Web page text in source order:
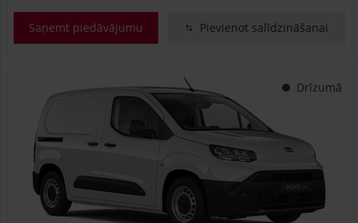
Saņemt piedāvājumu Pievienot salīdzināšanai
Drīzumā